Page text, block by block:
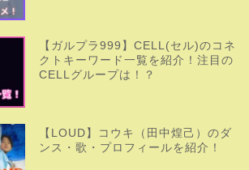
【ガルプラ999】CELL(セル)のコネ
クトキーワード一覧を紹介！注目の
CELLグループは！？
【LOUD】コウキ（田中煌己）のダ
ンス・歌・プロフィールを紹介！